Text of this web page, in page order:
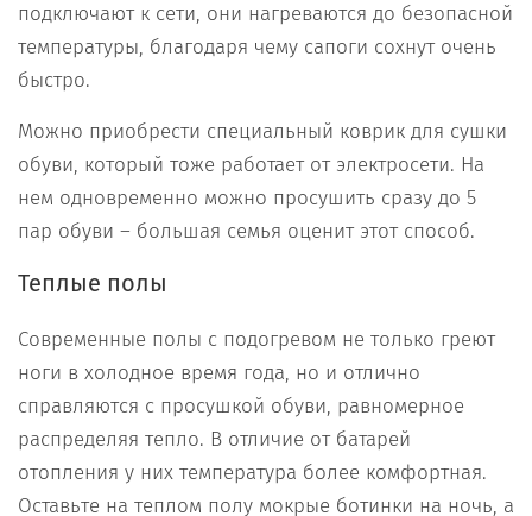
подключают к сети, они нагреваются до безопасной
температуры, благодаря чему сапоги сохнут очень
быстро.
Можно приобрести специальный коврик для сушки
обуви, который тоже работает от электросети. На
нем одновременно можно просушить сразу до 5
пар обуви – большая семья оценит этот способ.
Теплые полы
Современные полы с подогревом не только греют
ноги в холодное время года, но и отлично
справляются с просушкой обуви, равномерное
распределяя тепло. В отличие от батарей
отопления у них температура более комфортная.
Оставьте на теплом полу мокрые ботинки на ночь, а